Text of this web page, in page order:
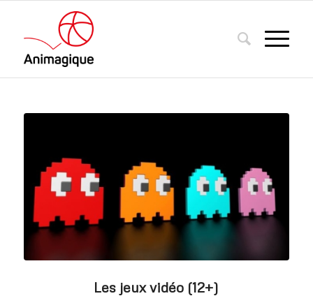
Les jeux vidéo (12+)